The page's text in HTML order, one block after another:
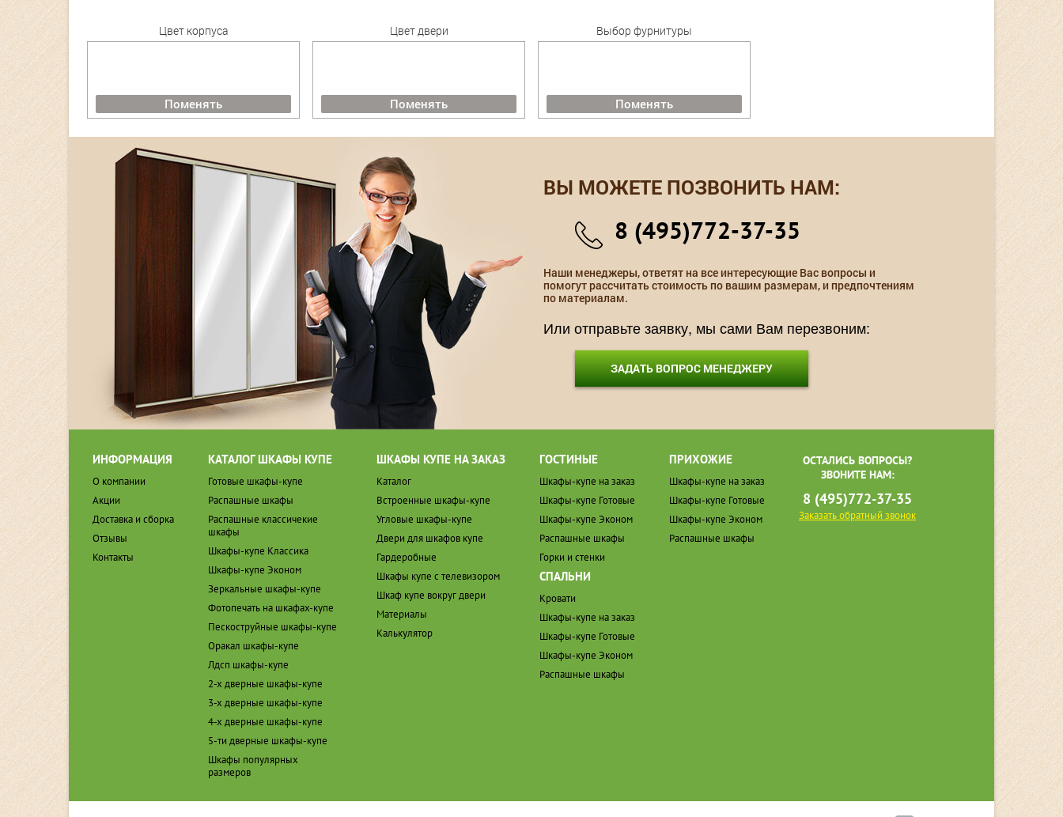
Цвет корпуса
Поменять
Цвет двери
Поменять
Выбор фурнитуры
Поменять
ВЫ МОЖЕТЕ ПОЗВОНИТЬ НАМ:
8 (495)772-37-35
Наши менеджеры, ответят на все интересующие Вас вопросы и
помогут рассчитать стоимость по вашим размерам, и предпочтениям
по материалам.
Или отправьте заявку, мы сами Вам перезвоним:
ЗАДАТЬ ВОПРОС МЕНЕДЖЕРУ
ИНФОРМАЦИЯ
О компании
Акции
Доставка и сборка
Отзывы
Контакты
КАТАЛОГ ШКАФЫ КУПЕ
Готовые шкафы-купе
Распашные шкафы
Распашные классичекие
шкафы
Шкафы-купе Классика
Шкафы-купе Эконом
Зеркальные шкафы-купе
Фотопечать на шкафах-купе
Пескоструйные шкафы-купе
Оракал шкафы-купе
Лдсп шкафы-купе
2-х дверные шкафы-купе
3-х дверные шкафы-купе
4-х дверные шкафы-купе
5-ти дверные шкафы-купе
Шкафы популярных
размеров
ШКАФЫ КУПЕ НА ЗАКАЗ
Каталог
Встроенные шкафы-купе
Угловые шкафы-купе
Двери для шкафов купе
Гардеробные
Шкафы купе с телевизором
Шкаф купе вокруг двери
Материалы
Калькулятор
ГОСТИНЫЕ
Шкафы-купе на заказ
Шкафы-купе Готовые
Шкафы-купе Эконом
Распашные шкафы
Горки и стенки
СПАЛЬНИ
Кровати
Шкафы-купе на заказ
Шкафы-купе Готовые
Шкафы-купе Эконом
Распашные шкафы
ПРИХОЖИЕ
Шкафы-купе на заказ
Шкафы-купе Готовые
Шкафы-купе Эконом
Распашные шкафы
ОСТАЛИСЬ ВОПРОСЫ?
ЗВОНИТЕ НАМ:
8 (495)772-37-35
Заказать обратный звонок